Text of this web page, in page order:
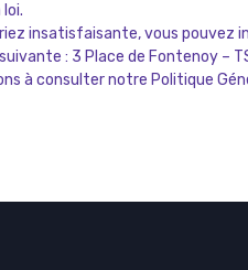
insatisfaisante, vous
: 3 Place de Fontenoy –
à consulter notre Politique